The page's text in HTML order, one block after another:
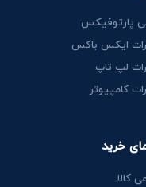
پارتوفیکس
ایکس باکس
لپ تاپ
کامپیوتر
خرید
کالا